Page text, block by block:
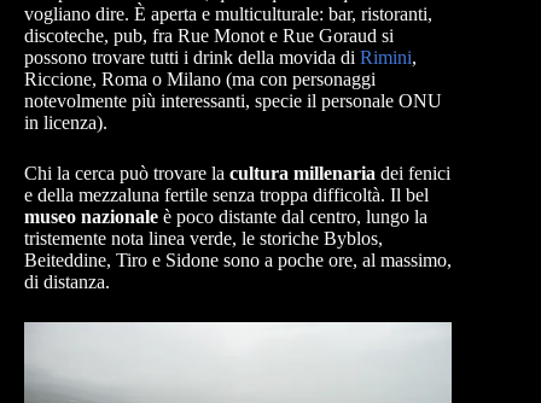
vogliano dire. È aperta e multiculturale: bar, ristoranti,
discoteche, pub, fra Rue Monot e Rue Goraud si
possono trovare tutti i drink della movida di Rimini,
Riccione, Roma o Milano (ma con personaggi
notevolmente più interessanti, specie il personale ONU
in licenza).
Chi la cerca può trovare la cultura millenaria dei fenici
e della mezzaluna fertile senza troppa difficoltà. Il bel
museo nazionale è poco distante dal centro, lungo la
tristemente nota linea verde, le storiche Byblos,
Beiteddine, Tiro e Sidone sono a poche ore, al massimo,
di distanza.